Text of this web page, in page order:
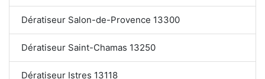
Dératiseur Salon-de-Provence 13300
Dératiseur Saint-Chamas 13250
Dératiseur Istres 13118